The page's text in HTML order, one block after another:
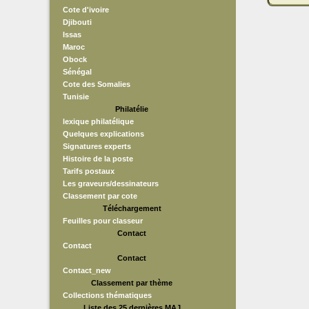
Cote d'ivoire
Djibouti
Issas
Maroc
Obock
Sénégal
Cote des Somalies
Tunisie
Philatélie
lexique philatélique
Quelques explications
Signatures experts
Histoire de la poste
Tarifs postaux
Les graveurs/dessinateurs
Classement par cote
Téléchargement
Feuilles pour classeur
Contact
Contact
Contact
Contact_new
Classement par thème
Collections thématiques